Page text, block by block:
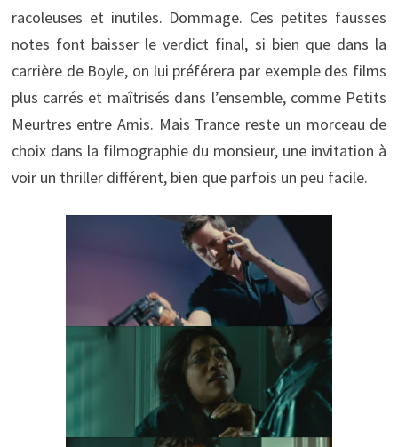
racoleuses et inutiles. Dommage. Ces petites fausses
notes font baisser le verdict final, si bien que dans la
carrière de Boyle, on lui préférera par exemple des films
plus carrés et maîtrisés dans l’ensemble, comme Petits
Meurtres entre Amis. Mais Trance reste un morceau de
choix dans la filmographie du monsieur, une invitation à
voir un thriller différent, bien que parfois un peu facile.